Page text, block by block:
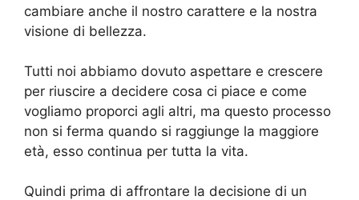
cambiare anche il nostro carattere e la nostra
visione di bellezza.
Tutti noi abbiamo dovuto aspettare e crescere
per riuscire a decidere cosa ci piace e come
vogliamo proporci agli altri, ma questo processo
non si ferma quando si raggiunge la maggiore
età, esso continua per tutta la vita.
Quindi prima di affrontare la decisione di un